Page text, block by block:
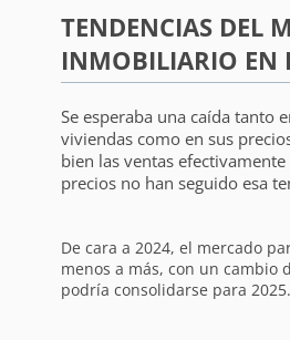
TENDENCIAS DEL
INMOBILIARIO EN
Se esperaba una caída tanto
viviendas como en sus
bien las ventas
precios no han seguido esa
De cara a 2024, el mercado
menos a más, con un cambio
podría consolidarse para 2025.